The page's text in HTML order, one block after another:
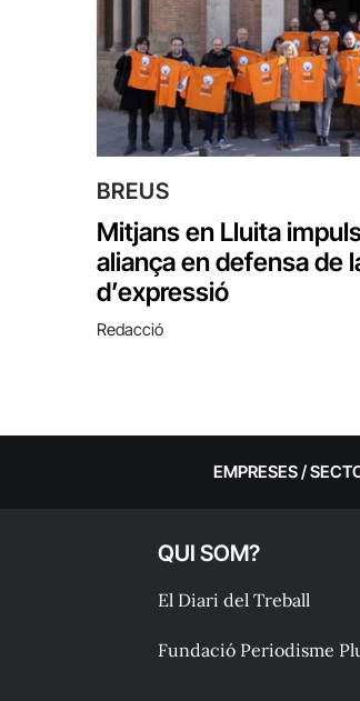
BREUS
Mitjans en Lluita
aliança en defensa de
d’expressió
Redacció
EMPRESES /
QUI SOM?
El Diari del Treball
Fundació Periodisme